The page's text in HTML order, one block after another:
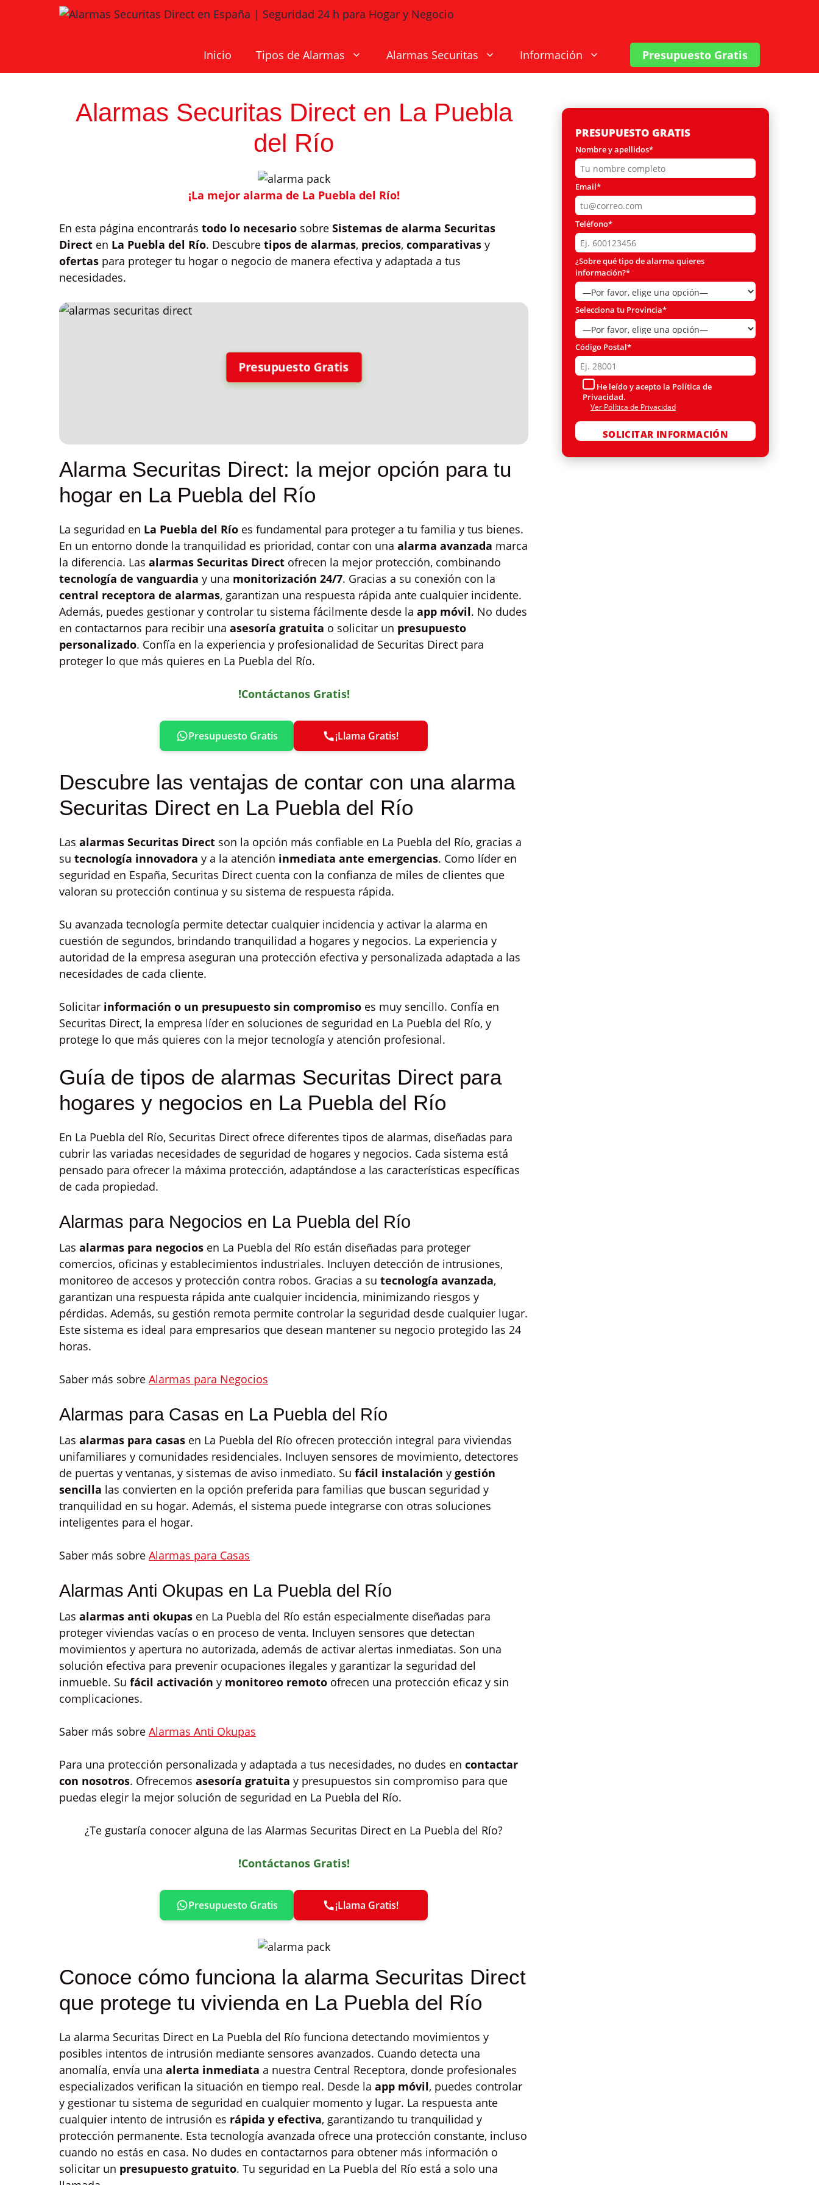
Inicio
Tipos de Alarmas Alarmas Securitas Información Presupuesto Gratis
Alarmas Securitas Direct en La Puebla
del Río
¡La mejor alarma de La Puebla del Río!
En esta página encontrarás todo lo necesario sobre Sistemas de alarma Securitas
Direct en La Puebla del Río. Descubre tipos de alarmas, precios, comparativas y
ofertas para proteger tu hogar o negocio de manera efectiva y adaptada a tus
necesidades.
Presupuesto Gratis
Alarma Securitas Direct: la mejor opción para tu
hogar en La Puebla del Río
La seguridad en La Puebla del Río es fundamental para proteger a tu familia y tus bienes.
En un entorno donde la tranquilidad es prioridad, contar con una alarma avanzada marca
la diferencia. Las alarmas Securitas Direct ofrecen la mejor protección, combinando
tecnología de vanguardia y una monitorización 24/7. Gracias a su conexión con la
central receptora de alarmas, garantizan una respuesta rápida ante cualquier incidente.
Además, puedes gestionar y controlar tu sistema fácilmente desde la app móvil. No dudes
en contactarnos para recibir una asesoría gratuita o solicitar un presupuesto
personalizado. Confía en la experiencia y profesionalidad de Securitas Direct para
proteger lo que más quieres en La Puebla del Río.
!Contáctanos Gratis!
Presupuesto Gratis ¡Llama Gratis!
Descubre las ventajas de contar con una alarma
Securitas Direct en La Puebla del Río
Las alarmas Securitas Direct son la opción más confiable en La Puebla del Río, gracias a
su tecnología innovadora y a la atención inmediata ante emergencias. Como líder en
seguridad en España, Securitas Direct cuenta con la confianza de miles de clientes que
valoran su protección continua y su sistema de respuesta rápida.
Su avanzada tecnología permite detectar cualquier incidencia y activar la alarma en
cuestión de segundos, brindando tranquilidad a hogares y negocios. La experiencia y
autoridad de la empresa aseguran una protección efectiva y personalizada adaptada a las
necesidades de cada cliente.
Solicitar información o un presupuesto sin compromiso es muy sencillo. Confía en
Securitas Direct, la empresa líder en soluciones de seguridad en La Puebla del Río, y
protege lo que más quieres con la mejor tecnología y atención profesional.
Guía de tipos de alarmas Securitas Direct para
hogares y negocios en La Puebla del Río
En La Puebla del Río, Securitas Direct ofrece diferentes tipos de alarmas, diseñadas para
cubrir las variadas necesidades de seguridad de hogares y negocios. Cada sistema está
pensado para ofrecer la máxima protección, adaptándose a las características específicas
de cada propiedad.
Alarmas para Negocios en La Puebla del Río
Las alarmas para negocios en La Puebla del Río están diseñadas para proteger
comercios, oficinas y establecimientos industriales. Incluyen detección de intrusiones,
monitoreo de accesos y protección contra robos. Gracias a su tecnología avanzada,
garantizan una respuesta rápida ante cualquier incidencia, minimizando riesgos y
pérdidas. Además, su gestión remota permite controlar la seguridad desde cualquier lugar.
Este sistema es ideal para empresarios que desean mantener su negocio protegido las 24
horas.
Saber más sobre Alarmas para Negocios
Alarmas para Casas en La Puebla del Río
Las alarmas para casas en La Puebla del Río ofrecen protección integral para viviendas
unifamiliares y comunidades residenciales. Incluyen sensores de movimiento, detectores
de puertas y ventanas, y sistemas de aviso inmediato. Su fácil instalación y gestión
sencilla las convierten en la opción preferida para familias que buscan seguridad y
tranquilidad en su hogar. Además, el sistema puede integrarse con otras soluciones
inteligentes para el hogar.
Saber más sobre Alarmas para Casas
Alarmas Anti Okupas en La Puebla del Río
Las alarmas anti okupas en La Puebla del Río están especialmente diseñadas para
proteger viviendas vacías o en proceso de venta. Incluyen sensores que detectan
movimientos y apertura no autorizada, además de activar alertas inmediatas. Son una
solución efectiva para prevenir ocupaciones ilegales y garantizar la seguridad del
inmueble. Su fácil activación y monitoreo remoto ofrecen una protección eficaz y sin
complicaciones.
Saber más sobre Alarmas Anti Okupas
Para una protección personalizada y adaptada a tus necesidades, no dudes en contactar
con nosotros. Ofrecemos asesoría gratuita y presupuestos sin compromiso para que
puedas elegir la mejor solución de seguridad en La Puebla del Río.
¿Te gustaría conocer alguna de las Alarmas Securitas Direct en La Puebla del Río?
!Contáctanos Gratis!
Presupuesto Gratis ¡Llama Gratis!
Conoce cómo funciona la alarma Securitas Direct
que protege tu vivienda en La Puebla del Río
La alarma Securitas Direct en La Puebla del Río funciona detectando movimientos y
posibles intentos de intrusión mediante sensores avanzados. Cuando detecta una
anomalía, envía una alerta inmediata a nuestra Central Receptora, donde profesionales
especializados verifican la situación en tiempo real. Desde la app móvil, puedes controlar
y gestionar tu sistema de seguridad en cualquier momento y lugar. La respuesta ante
cualquier intento de intrusión es rápida y efectiva, garantizando tu tranquilidad y
protección permanente. Esta tecnología avanzada ofrece una protección constante, incluso
cuando no estás en casa. No dudes en contactarnos para obtener más información o
solicitar un presupuesto gratuito. Tu seguridad en La Puebla del Río está a solo una
PRESUPUESTO GRATIS
Nombre y apellidos*
Email*
Teléfono*
¿Sobre qué tipo de alarma quieres
información?*
Selecciona tu Provincia*
Código Postal*
He leído y acepto la Política de
Privacidad.
Ver Política de Privacidad
Por favor, deja este campo vacío.